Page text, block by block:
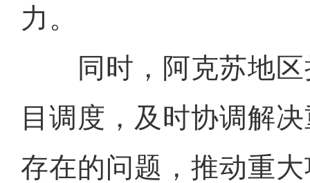
力。
同时，阿克苏地区
目调度，及时协调解
存在的问题，推动重